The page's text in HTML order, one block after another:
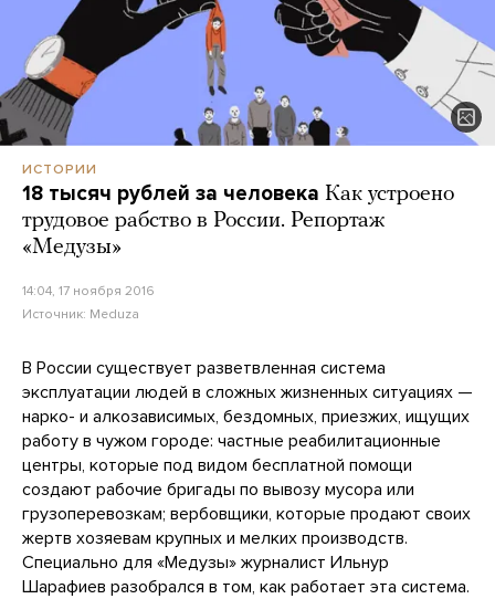
ИСТОРИИ
18 тысяч рублей за человека Как устроено
трудовое рабство в России. Репортаж
«Медузы»
14:04, 17 ноября 2016
Источник: Meduza
В России существует разветвленная система
эксплуатации людей в сложных жизненных ситуациях —
нарко- и алкозависимых, бездомных, приезжих, ищущих
работу в чужом городе: частные реабилитационные
центры, которые под видом бесплатной помощи
создают рабочие бригады по вывозу мусора или
грузоперевозкам; вербовщики, которые продают своих
жертв хозяевам крупных и мелких производств.
Специально для «Медузы» журналист Ильнур
Шарафиев разобрался в том, как работает эта система.